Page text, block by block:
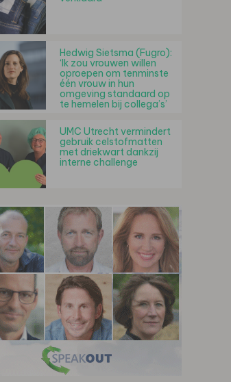
Hedwig Sietsma (Fugro):
‘Ik zou vrouwen willen
oproepen om tenminste
één vrouw in hun
omgeving standaard op
te hemelen bij collega’s’
UMC Utrecht vermindert
gebruik celstofmatten
met driekwart dankzij
interne challenge